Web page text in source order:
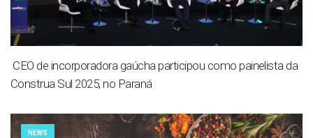
CEO de incorporadora gaúcha participou como painelista da
Construa Sul 2025, no Paraná
NEWS